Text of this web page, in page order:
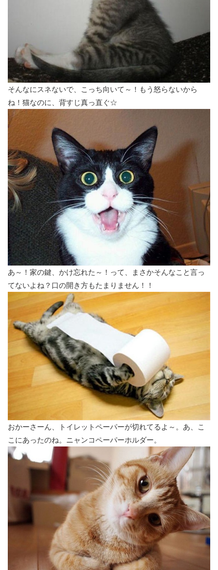
そんなにスネないで、こっち向いて～！もう怒らないから
ね！猫なのに、背すじ真っ直ぐ☆
あ～！家の鍵、かけ忘れた～！って、まさかそんなこと言っ
てないよね？口の開き方もたまりません！！
おかーさーん、トイレットペーパーが切れてるよ～。あ、こ
こにあったのね。ニャンコペーパーホルダー。